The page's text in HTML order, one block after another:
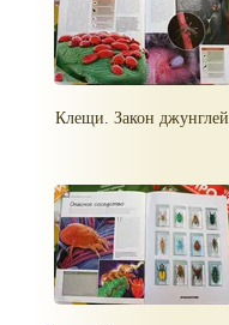
Клещи. Закон джунглей.